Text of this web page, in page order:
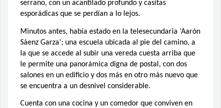
serrano, con un acantilado profundo y casitas
esporádicas que se perdían a lo lejos.
Minutos antes, había estado en la telesecundaria ‘Aarón
Sáenz Garza’; una escuela ubicada al pie del camino, a
la que se accede al subir una vereda cuesta arriba que
le permite una panorámica digna de postal, con dos
salones en un edificio y dos más en otro más nuevo que
se encuentra a un desnivel considerable.
Cuenta con una cocina y un comedor que conviven en